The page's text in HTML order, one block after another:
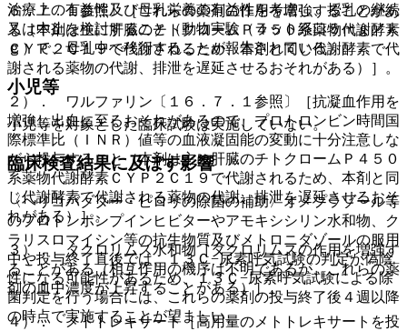
治療上の有益性及び母乳栄養の有益性を考慮し、授乳の継続
又は中止を検討すること（動物実験（ラット経口５ｍｇ／ｋ
ｇ）で、母乳中へ移行することが報告されている）。
小児等
小児等を対象とした臨床試験は実施していない。
臨床検査結果に及ぼす影響
〈ヘリコバクター・ピロリの除菌の補助〉オメプラゾール等
のプロトンポンプインヒビターやアモキシシリン水和物、ク
ラリスロマイシン等の抗生物質及びメトロニダゾールの服用
中や投与終了直後では、１３Ｃ−尿素呼気試験の判定が偽陰
性になる可能性があるため、１３Ｃ−尿素呼気試験による除
菌判定を行う場合には、これらの薬剤の投与終了後４週以降
の時点で実施することが望ましい。
６．７．１参照〕［これらの薬剤の作用を増強することがあ
る（本剤は主に肝臓のチトクロームＰ４５０系薬物代謝酵素
ＣＹＰ２Ｃ１９で代謝されるため、本剤と同じ代謝酵素で代
謝される薬物の代謝、排泄を遅延させるおそれがある）］。
２）． ワルファリン〔１６．７．１参照〕［抗凝血作用を
増強し出血に至るおそれがあるので、プロトロンビン時間国
際標準比（ＩＮＲ）値等の血液凝固能の変動に十分注意しな
がら投与すること（本剤は主に肝臓のチトクロームＰ４５０
系薬物代謝酵素ＣＹＰ２Ｃ１９で代謝されるため、本剤と同
じ代謝酵素で代謝される薬物の代謝、排泄を遅延させるおそ
れがある）］。
３）． タクロリムス水和物［タクロリムスの作用を増強す
ることがある（相互作用の機序は不明であるが、これらの薬
剤の血中濃度が上昇することがある）］。
４）． メトトレキサート［高用量のメトトレキサートを投